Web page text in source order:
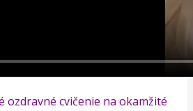
ozdravné cvičenie na okamžité